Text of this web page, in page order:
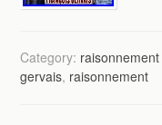
Category: raisonnement
gervais, raisonnement